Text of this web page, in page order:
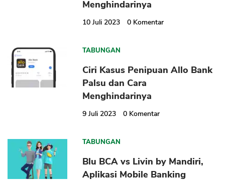
Menghindarinya
10 Juli 2023 0 Komentar
TABUNGAN
Ciri Kasus Penipuan Allo Bank
Palsu dan Cara
Menghindarinya
9 Juli 2023 0 Komentar
TABUNGAN
Blu BCA vs Livin by Mandiri,
Aplikasi Mobile Banking
CANCEL